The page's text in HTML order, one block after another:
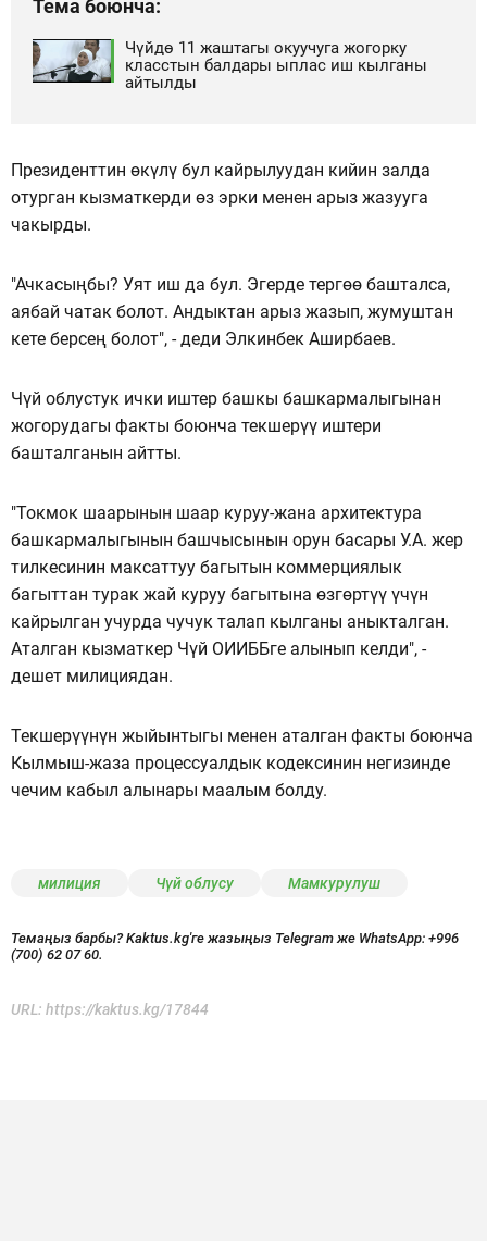
Тема боюнча:
Чүйдө 11 жаштагы окуучуга жогорку
класстын балдары ыплас иш кылганы
айтылды
Президенттин өкүлү бул кайрылуудан кийин залда
отурган кызматкерди өз эрки менен арыз жазууга
чакырды.
"Ачкасыңбы? Уят иш да бул. Эгерде тергөө башталса,
аябай чатак болот. Андыктан арыз жазып, жумуштан
кете берсең болот", - деди Элкинбек Аширбаев.
Чүй облустук ички иштер башкы башкармалыгынан
жогорудагы факты боюнча текшерүү иштери
башталганын айтты.
"Токмок шаарынын шаар куруу-жана архитектура
башкармалыгынын башчысынын орун басары У.А. жер
тилкесинин максаттуу багытын коммерциялык
багыттан турак жай куруу багытына өзгөртүү үчүн
кайрылган учурда чучук талап кылганы аныкталган.
Аталган кызматкер Чүй ОИИББге алынып келди", -
дешет милициядан.
Текшерүүнүн жыйынтыгы менен аталган факты боюнча
Кылмыш-жаза процессуалдык кодексинин негизинде
чечим кабыл алынары маалым болду.
милиция Чүй облусу Мамкурулуш
Темаңыз барбы? Kaktus.kg'ге жазыңыз Telegram же WhatsApp: +996
(700) 62 07 60.
URL: https://kaktus.kg/17844